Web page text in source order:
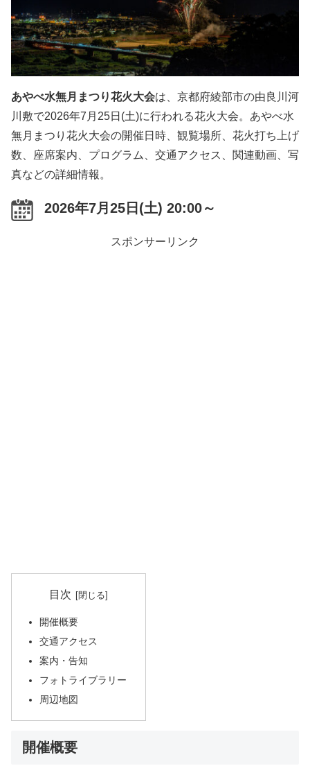
あやべ水無月まつり花火大会は、京都府綾部市の由良川河
川敷で2026年7月25日(土)に行われる花火大会。あやべ水
無月まつり花火大会の開催日時、観覧場所、花火打ち上げ
数、座席案内、プログラム、交通アクセス、関連動画、写
真などの詳細情報。
2026年7月25日(土) 20:00～
スポンサーリンク
目次
開催概要
交通アクセス
案内・告知
フォトライブラリー
周辺地図
開催概要